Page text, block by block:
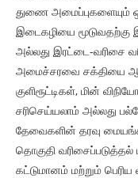
துணை அமைப்புகளையும்
இடைகழியை மூடுவதற்கு
அல்லது இரட்டை-வரிசை
அமைச்சரவை சக்தியை
குளிரூட்டிகள், மின்
சரிசெய்யலாம் அல்லது
தேவைகளின் தரவு
தொகுதி
கட்டுமானம் மற்றும் பெரிய